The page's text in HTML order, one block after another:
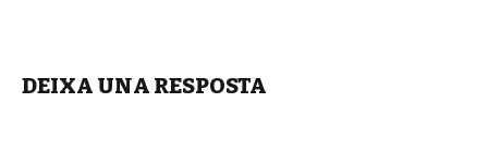
DEIXA UNA RESPOSTA